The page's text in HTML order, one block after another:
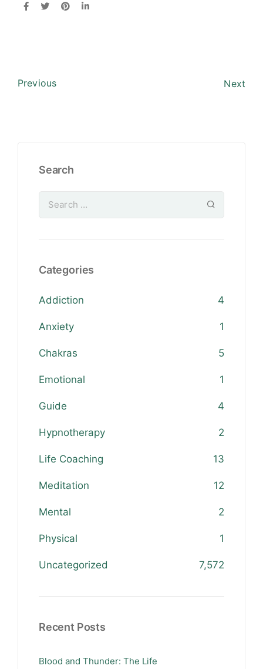
Previous Next
Search
Categories
Addiction 4
Anxiety 1
Chakras 5
Emotional 1
Guide 4
Hypnotherapy 2
Life Coaching 13
Meditation 12
Mental 2
Physical 1
Uncategorized 7,572
Recent Posts
Blood and Thunder: The Life